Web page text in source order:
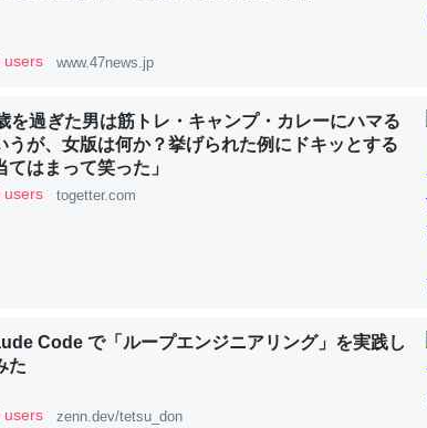
れを元に考えるとカルシウムを大量に使う脊椎動物と貝類
だと殻を無くしてナメクジになったり努力してるし。
ュース :: 【研究発表】昆虫学の大問題＝「昆虫はなぜ海にいないの
もEchoを実家に置いて４年。でたまに覗いてる。ぼちぼ
あと、Googleマップで位置情報を共有してる。電池残量
users www.47news.jp
を過ぎた男は筋トレ・キャンプ・カレーにハマる
うが、女版は何か？挙げられた例にドキッとする
てはまって笑った」
users togetter.com
Code で「ループエンジニアリング」を実践し
た
users zenn.dev/tetsu_don